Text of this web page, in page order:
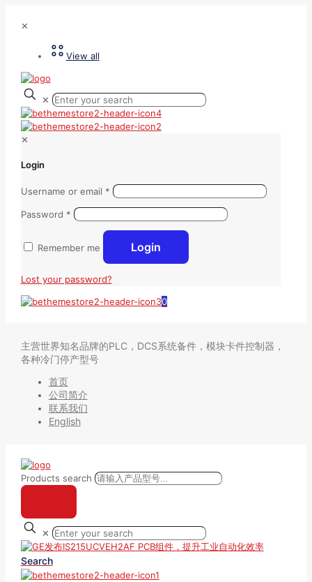
✕
View all
✕
✕
Login
Username or email *
Password *
Remember me Login
Lost your password?
0
主营世界知名品牌的PLC，DCS系统备件，模块卡件控制器，
各种冷门停产型号
首页
公司简介
联系我们
English
Products search
✕
Search